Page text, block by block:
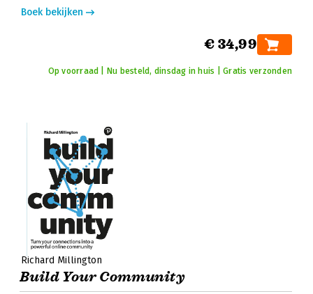
Boek bekijken
€ 34,99
Op voorraad | Nu besteld, dinsdag in huis | Gratis verzonden
Richard Millington
Build Your Community